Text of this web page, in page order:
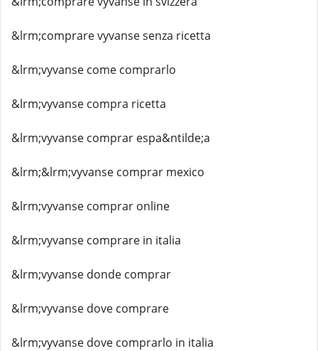
&lrm;comprare vyvanse senza ricetta
&lrm;vyvanse come comprarlo
&lrm;vyvanse compra ricetta
&lrm;vyvanse comprar espa&ntilde;a
&lrm;&lrm;vyvanse comprar mexico
&lrm;vyvanse comprar online
&lrm;vyvanse comprare in italia
&lrm;vyvanse donde comprar
&lrm;vyvanse dove comprare
&lrm;vyvanse dove comprarlo in italia